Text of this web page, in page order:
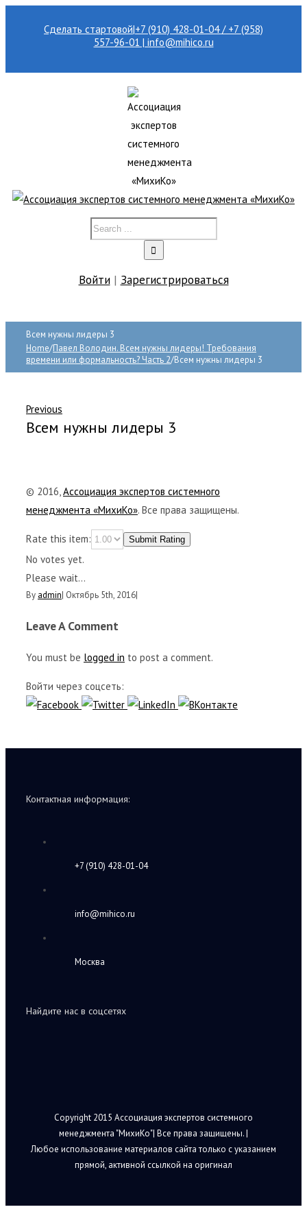
Сделать стартовой|+7 (910) 428-01-04 / +7 (958)
557-96-01 | info@mihico.ru
Войти| Зарегистрироваться
Всем нужны лидеры 3
Home/Павел Володин. Всем нужны лидеры! Требования
времени или формальность? Часть 2/Всем нужны лидеры 3
Previous
Всем нужны лидеры 3
© 2016,Ассоциация экспертов системного
менеджмента «МихиКо». Все права защищены.
Rate this item: Submit Rating
No votes yet.
Please wait...
By admin| Октябрь 5th, 2016|
Leave A Comment
You must be logged in to post a comment.
Войти через соцсеть:
Контактная информация:
+7 (910) 428-01-04
info@mihico.ru
Москва
Найдите нас в соцсетях
Copyright 2015 Ассоциация экспертов системного
менеджмента "МихиКо"| Все права защищены. |
Любое использование материалов сайта только с указанием
прямой, активной ссылкой на оригинал